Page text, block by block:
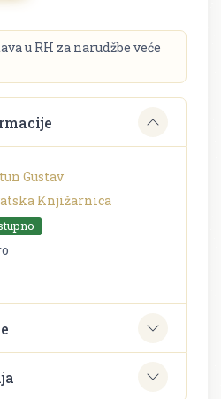
u RH za narudžbe veće
Gustav
Knjižarnica